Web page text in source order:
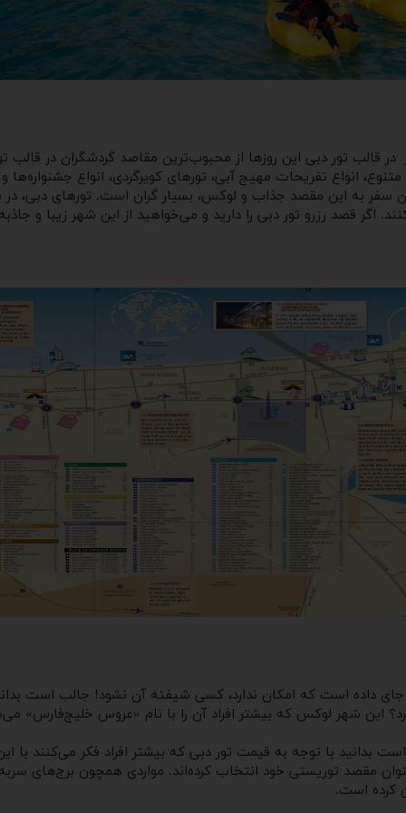
قالب تور دبی این روزها از محبوب‌ترین مقاصد گردشگران در قالب
انواع تفریحات مهیج آبی، تورهای کویرگردی، انواع
سفر به این مقصد جذاب و لوکس، بسیار گران است. تورهای دبی، در
اگر قصد رزرو تور دبی را دارید و می‌خواهید از این شهر زیبا و
جای ‌داده است که امکان ندارد، کسی شیفته آن نشود! جالب است
این شهر لوکس که بیشتر افراد آن را با نام «عروس خلیج‌فارس»
با توجه به قیمت تور دبی که بیشتر افراد فکر می‌کنند با
کرده است.